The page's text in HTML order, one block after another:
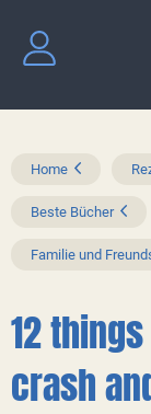
Home
Beste Bücher
Familie und
12
crash